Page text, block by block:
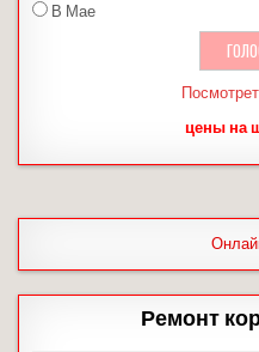
В Мае
цены на
Ремонт